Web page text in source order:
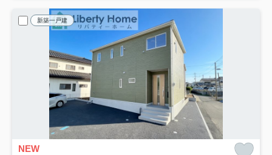
新築一戸建
NEW